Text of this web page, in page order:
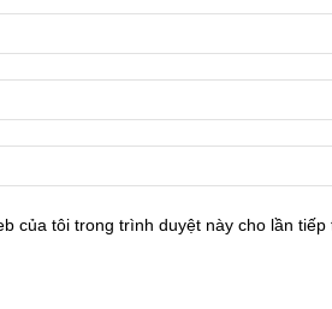
của tôi trong trình duyệt này cho lần tiếp